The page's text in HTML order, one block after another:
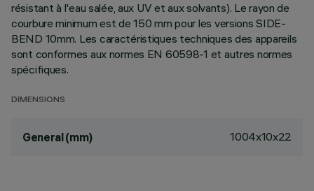
résistant à l'eau salée, aux UV et aux solvants). Le rayon de
courbure minimum est de 150 mm pour les versions SIDE-
BEND 10mm. Les caractéristiques techniques des appareils
sont conformes aux normes EN 60598-1 et autres normes
spécifiques.
DIMENSIONS
General (mm) 1004x10x22